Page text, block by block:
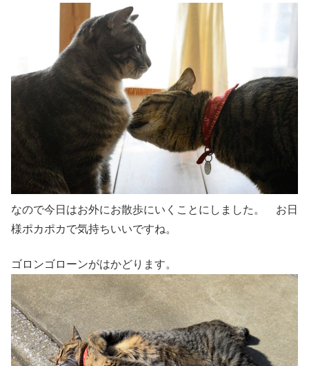
なので今日はお外にお散歩にいくことにしました。 お日
様ポカポカで気持ちいいですね。
ゴロンゴローンがはかどります。